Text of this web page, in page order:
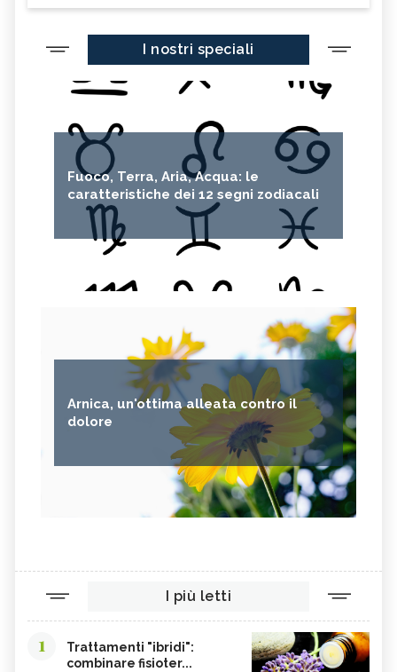
I nostri speciali
Fuoco, Terra, Aria, Acqua: le
caratteristiche dei 12 segni zodiacali
Arnica, un'ottima alleata contro il
dolore
I più letti
1
Trattamenti "ibridi":
combinare fisioter...